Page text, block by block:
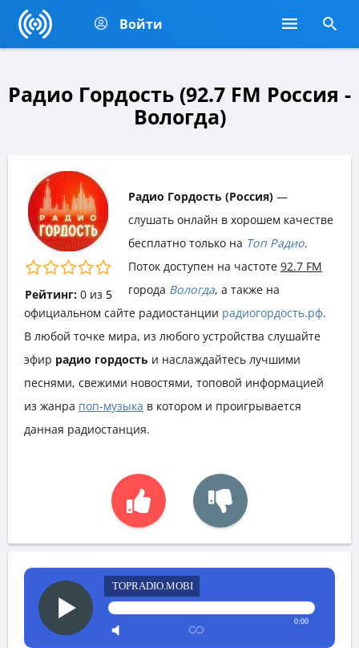
Войти
Радио Гордость (92.7 FM Россия -
Вологда)
Рейтинг: 0из 5
Радио Гордость (Россия) —
слушать онлайн в хорошем качестве
бесплатно только на Топ Радио.
Поток доступен на частоте 92.7 FM
города Вологда, а также на
официальном сайте радиостанции радиогордость.рф.
В любой точке мира, из любого устройства слушайте
эфир радио гордость и наслаждайтесь лучшими
песнями, свежими новостями, топовой информацией
из жанра поп-музыка в котором и проигрывается
данная радиостанция.
TOPRADIO.MOBI
0:00